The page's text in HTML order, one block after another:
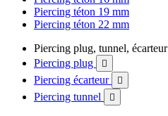
Piercing téton 19 mm
Piercing téton 22 mm
Piercing plug, tunnel, écarteur
Piercing plug

Piercing écarteur 
Piercing tunnel 